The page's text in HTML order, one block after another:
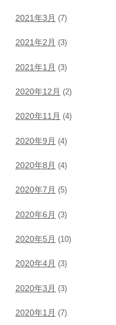
2021年3月 (7)
2021年2月 (3)
2021年1月 (3)
2020年12月 (2)
2020年11月 (4)
2020年9月 (4)
2020年8月 (4)
2020年7月 (5)
2020年6月 (3)
2020年5月 (10)
2020年4月 (3)
2020年3月 (3)
2020年1月 (7)